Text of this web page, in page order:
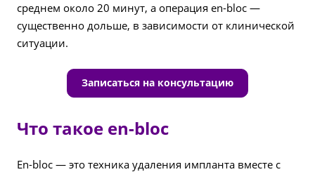
среднем около 20 минут, а операция en-bloc —
существенно дольше, в зависимости от клинической
ситуации.
Записаться на консультацию
Что такое en-bloc
En-bloc — это техника удаления импланта вместе с